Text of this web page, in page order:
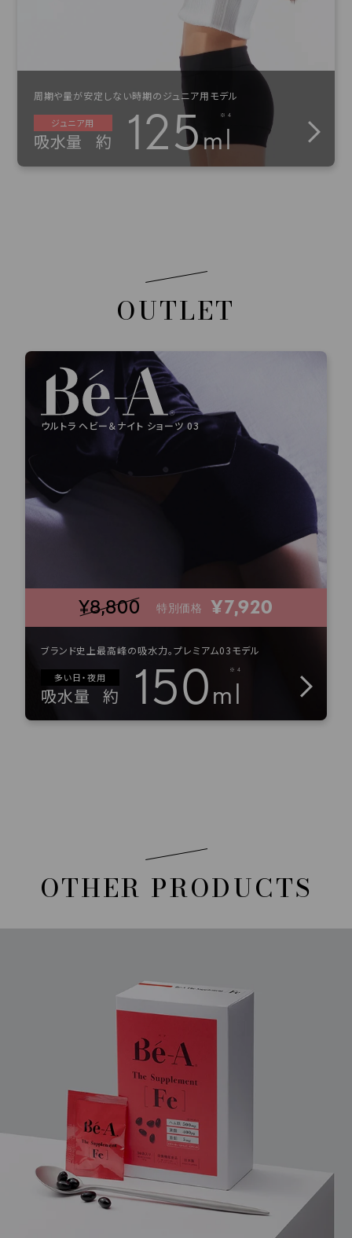
周期や量が安定しない時期のジュニア用モデル
ジュニア用
吸水量 約 125ml
OUTLET
ウルトラ ヘビー＆ナイト ショーツ 03
¥8,800 特別価格 ¥7,920
ブランド史上最高峰の吸水力。プレミアム03モデル
多い日・夜用
吸水量 約 150ml
OTHER PRODUCTS